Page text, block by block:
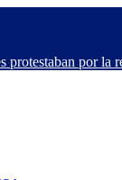
protestaban por la